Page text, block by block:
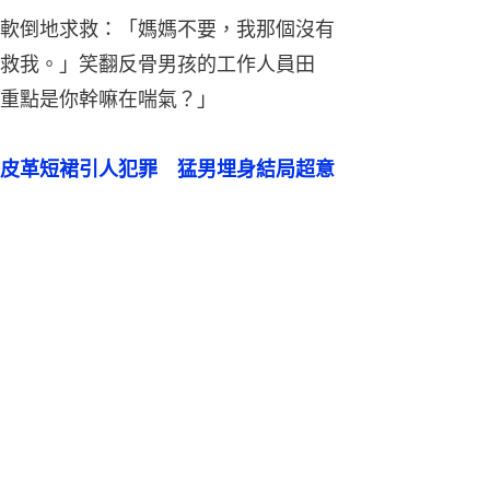
倒地求救：「媽媽不要，我那個沒有
我。」笑翻反骨男孩的工作人員田
點是你幹嘛在喘氣？」
革短裙引人犯罪　猛男埋身結局超意